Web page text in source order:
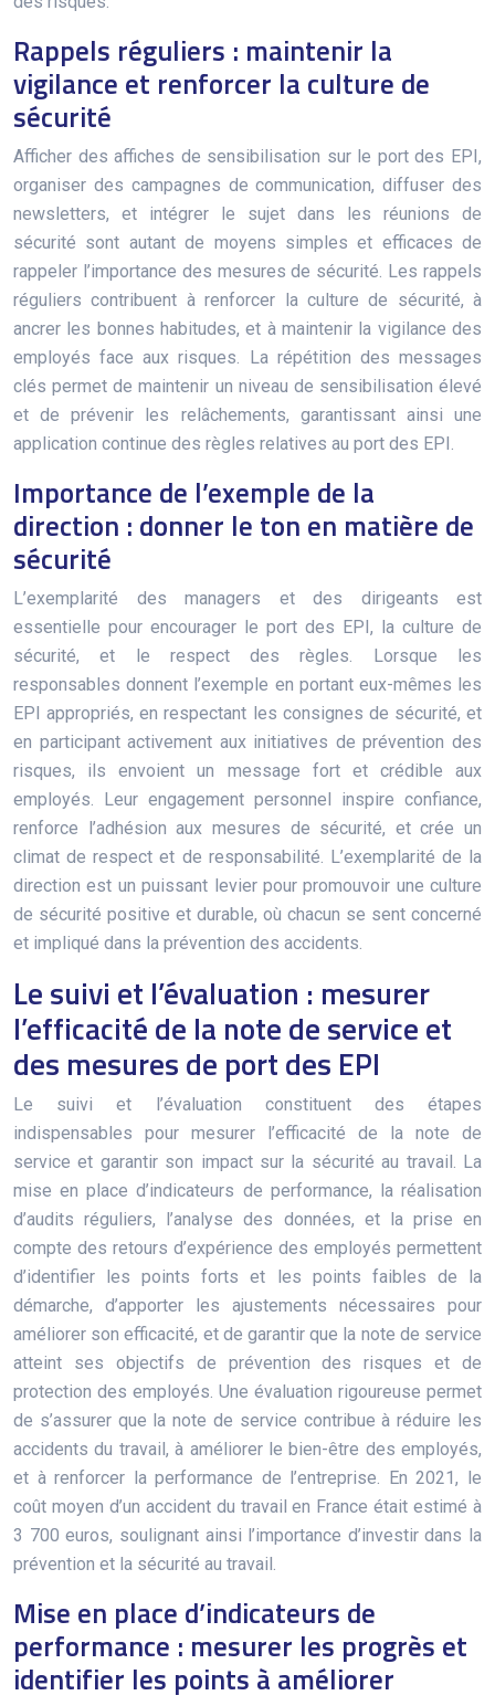
Rappels réguliers : maintenir la
vigilance et renforcer la culture de
sécurité
Afficher des affiches de sensibilisation sur le port des EPI,
organiser des campagnes de communication, diffuser des
newsletters, et intégrer le sujet dans les réunions de
sécurité sont autant de moyens simples et efficaces de
rappeler l’importance des mesures de sécurité. Les rappels
réguliers contribuent à renforcer la culture de sécurité, à
ancrer les bonnes habitudes, et à maintenir la vigilance des
employés face aux risques. La répétition des messages
clés permet de maintenir un niveau de sensibilisation élevé
et de prévenir les relâchements, garantissant ainsi une
application continue des règles relatives au port des EPI.
Importance de l’exemple de la
direction : donner le ton en matière de
sécurité
L’exemplarité des managers et des dirigeants est
essentielle pour encourager le port des EPI, la culture de
sécurité, et le respect des règles. Lorsque les
responsables donnent l’exemple en portant eux-mêmes les
EPI appropriés, en respectant les consignes de sécurité, et
en participant activement aux initiatives de prévention des
risques, ils envoient un message fort et crédible aux
employés. Leur engagement personnel inspire confiance,
renforce l’adhésion aux mesures de sécurité, et crée un
climat de respect et de responsabilité. L’exemplarité de la
direction est un puissant levier pour promouvoir une culture
de sécurité positive et durable, où chacun se sent concerné
et impliqué dans la prévention des accidents.
Le suivi et l’évaluation : mesurer
l’efficacité de la note de service et
des mesures de port des EPI
Le suivi et l’évaluation constituent des étapes
indispensables pour mesurer l’efficacité de la note de
service et garantir son impact sur la sécurité au travail. La
mise en place d’indicateurs de performance, la réalisation
d’audits réguliers, l’analyse des données, et la prise en
compte des retours d’expérience des employés permettent
d’identifier les points forts et les points faibles de la
démarche, d’apporter les ajustements nécessaires pour
améliorer son efficacité, et de garantir que la note de service
atteint ses objectifs de prévention des risques et de
protection des employés. Une évaluation rigoureuse permet
de s’assurer que la note de service contribue à réduire les
accidents du travail, à améliorer le bien-être des employés,
et à renforcer la performance de l’entreprise. En 2021, le
coût moyen d’un accident du travail en France était estimé à
3 700 euros, soulignant ainsi l’importance d’investir dans la
prévention et la sécurité au travail.
Mise en place d’indicateurs de
performance : mesurer les progrès et
identifier les points à améliorer